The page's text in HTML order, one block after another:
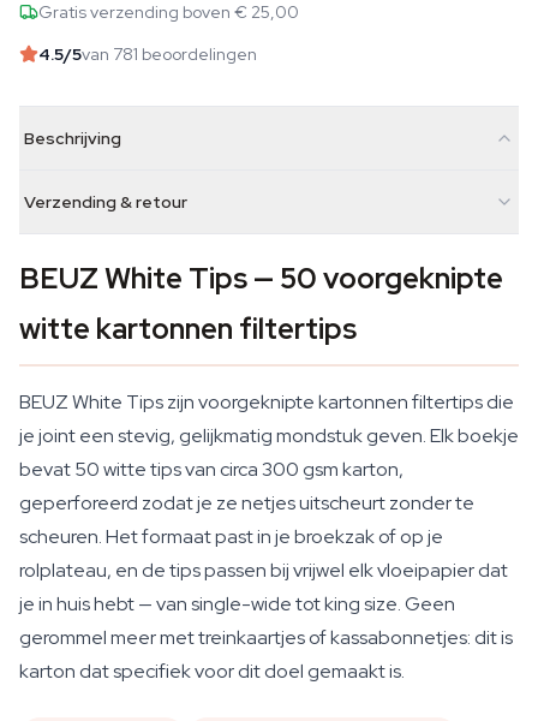
Gratis verzending boven € 25,00
4.5/5van 781 beoordelingen
Beschrijving
Verzending & retour
BEUZ White Tips — 50 voorgeknipte
witte kartonnen filtertips
BEUZ White Tips zijn voorgeknipte kartonnen filtertips die
je joint een stevig, gelijkmatig mondstuk geven. Elk boekje
bevat 50 witte tips van circa 300 gsm karton,
geperforeerd zodat je ze netjes uitscheurt zonder te
scheuren. Het formaat past in je broekzak of op je
rolplateau, en de tips passen bij vrijwel elk vloeipapier dat
je in huis hebt — van single-wide tot king size. Geen
gerommel meer met treinkaartjes of kassabonnetjes: dit is
karton dat specifiek voor dit doel gemaakt is.